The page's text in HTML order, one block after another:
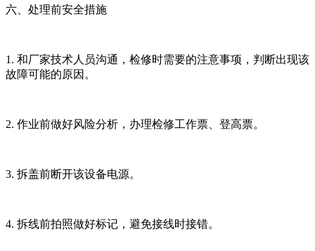
六、处理前安全措施
1. 和厂家技术人员沟通，检修时需要的注意事项，判断出现该
故障可能的原因。
2. 作业前做好风险分析，办理检修工作票、登高票。
3. 拆盖前断开该设备电源。
4. 拆线前拍照做好标记，避免接线时接错。